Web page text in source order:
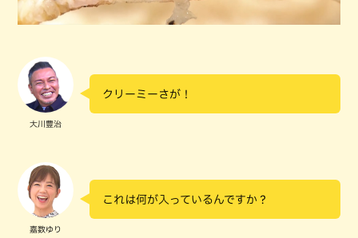
大川豊治
クリーミーさが！
嘉数ゆり
これは何が入っているんですか？